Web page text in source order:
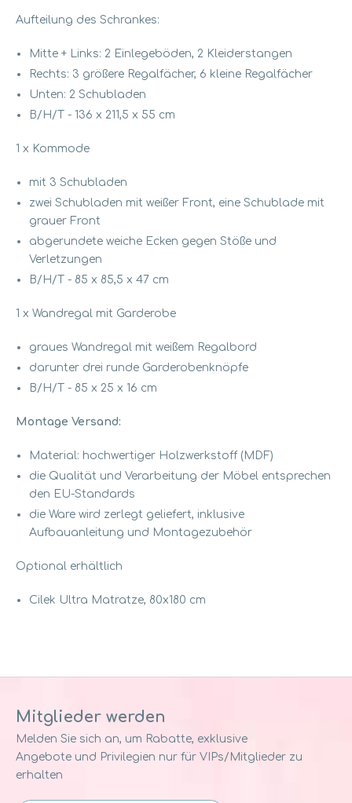
Aufteilung des Schrankes:
Mitte + Links: 2 Einlegeböden, 2 Kleiderstangen
Rechts: 3 größere Regalfächer, 6 kleine Regalfächer
Unten: 2 Schubladen
B/H/T - 136 x 211,5 x 55 cm
1 x Kommode
mit 3 Schubladen
zwei Schubladen mit weißer Front, eine Schublade mit
grauer Front
abgerundete weiche Ecken gegen Stöße und
Verletzungen
B/H/T - 85 x 85,5 x 47 cm
1 x Wandregal mit Garderobe
graues Wandregal mit weißem Regalbord
darunter drei runde Garderobenknöpfe
B/H/T - 85 x 25 x 16 cm
Montage Versand:
Material: hochwertiger Holzwerkstoff (MDF)
die Qualität und Verarbeitung der Möbel entsprechen
den EU-Standards
die Ware wird zerlegt geliefert, inklusive
Aufbauanleitung und Montagezubehör
Optional erhältlich
Cilek Ultra Matratze, 80x180 cm
Mitglieder werden
Melden Sie sich an, um Rabatte, exklusive
Angebote und Privilegien nur für VIPs/Mitglieder zu
erhalten